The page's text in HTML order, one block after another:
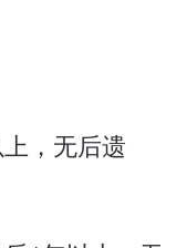
，无后遗